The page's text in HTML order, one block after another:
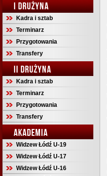
I DRUŻYNA
Kadra i sztab
Terminarz
Przygotowania
Transfery
II DRUŻYNA
Kadra i sztab
Terminarz
Przygotowania
Transfery
AKADEMIA
Widzew Łódź U-19
Widzew Łódź U-17
Widzew Łódź U-16